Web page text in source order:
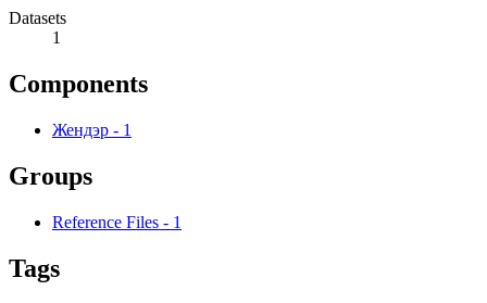
Datasets
1
Components
Жендэр - 1
Groups
Reference Files - 1
Tags